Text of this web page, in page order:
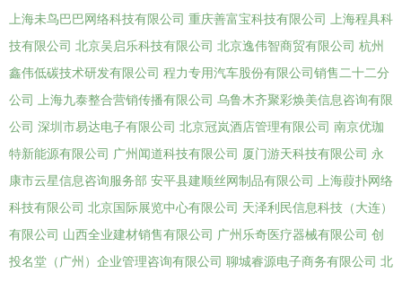
上海未鸟巴巴网络科技有限公司 重庆善富宝科技有限公司
上海程具科
技有限公司 北京吴启乐科技有限公司 北京逸伟智商贸有限公司 杭州
鑫伟低碳技术研发有限公司 程力专用汽车股份有限公司销售二十二分
公司
上海九泰整合营销传播有限公司 乌鲁木齐聚彩焕美信息咨询有限
公司 深圳市易达电子有限公司 北京冠岚酒店管理有限公司 南京优珈
特新能源有限公司 广州闻道科技有限公司 厦门游天科技有限公司 永
康市云星信息咨询服务部 安平县建顺丝网制品有限公司
上海葭扑网络
科技有限公司 北京国际展览中心有限公司 天泽利民信息科技（大连）
有限公司 山西全业建材销售有限公司 广州乐奇医疗器械有限公司 创
投名堂（广州）企业管理咨询有限公司 聊城睿源电子商务有限公司 北